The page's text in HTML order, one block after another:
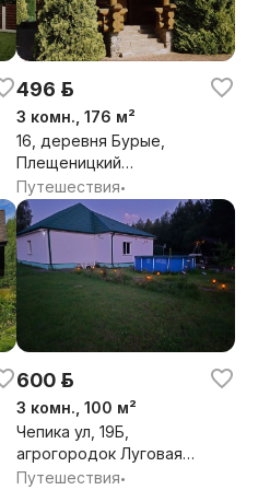
496 р.
3 комн., 176 м²
16, деревня Бурые,
Плещеницкий
сельсовет, Логойский
район, Минская обл.
Путешествия•
600 р.
3 комн., 100 м²
Чепика ул, 19Б,
агрогородок Луговая
Слобода,
Путешествия•